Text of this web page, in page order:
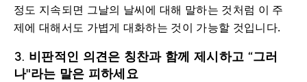
정도 지속되면 그날의 날씨에 대해 말하는 것처럼 이 주
제에 대해서도 가볍게 대화하는 것이 가능할 것입니다.
3. 비판적인 의견은 칭찬과 함께 제시하고 “그러
나"라는 말은 피하세요